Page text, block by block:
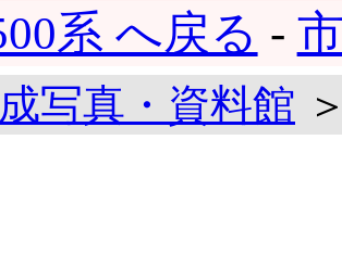
系 へ戻る -
写真・資料館